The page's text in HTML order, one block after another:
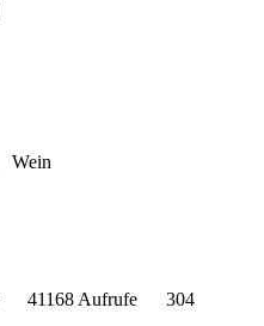
Wein
41168 Aufrufe
304